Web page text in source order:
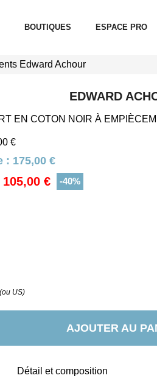
BOUTIQUES ESPACE PRO
Edward Achour
EDWARD
EN COTON NOIR À
€
: 175,00 €
€ -40%
US)
AJOUTER AU
Détail et composition